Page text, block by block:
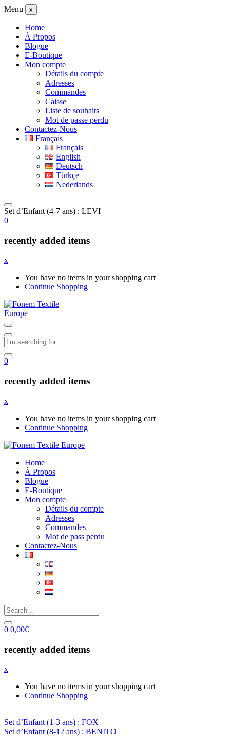
Menu x
Home
À Propos
Blogue
E-Boutique
Mon compte
Détails du compte
Adresses
Commandes
Caisse
Liste de souhaits
Mot de passe perdu
Contactez-Nous
Français
Français
English
Deutsch
Türkçe
Nederlands
Set d’Enfant (4-7 ans) : LEVI
0
recently added items
x
You have no items in your shopping cart
Continue Shopping
0
recently added items
x
You have no items in your shopping cart
Continue Shopping
Home
À Propos
Blogue
E-Boutique
Mon compte
Détails du compte
Adresses
Commandes
Mot de pass perdu
Contactez-Nous
0 0,00€
recently added items
x
You have no items in your shopping cart
Continue Shopping
Set d’Enfant (1-3 ans) : FOX
Set d’Enfant (8-12 ans) : BENITO